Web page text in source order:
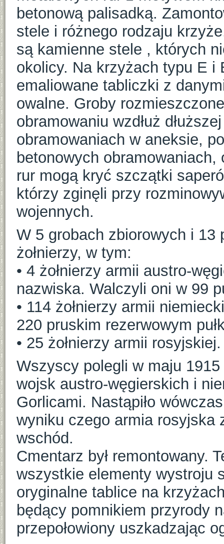
betonową palisadką.
stele i różnego rodzaju
są kamienne stele , których
okolicy. Na krzyżach typu E
emaliowane tabliczki z
owalne. Groby
obramowaniu wzdłuż
obramowaniach w aneksie,
betonowych
rur mogą kryć szczątki
którzy zginęli przy
wojennych.
W 5 grobach zbiorowych i 13
żołnierzy, w tym:
• 4 żołnierzy armii austro-
nazwiska. Walczyli oni w 99
• 114 żołnierzy armii
220 pruskim rezerwowym
• 25 żołnierzy armii
Wszyscy polegli w maju
wojsk austro-węgierskich i
Gorlicami. Nastąpiło
wyniku czego armia rosyjska
wschód.
Cmentarz był remontowany.
wszystkie elementy wystroju
oryginalne tablice na
będący pomnikiem przyrody
przepołowiony uszkadzając